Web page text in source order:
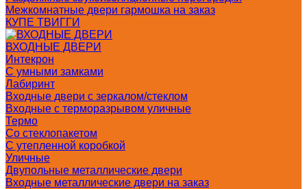
Межкомнатные двери гармошка на заказ
КУПЕ ТВИГГИ
ВХОДНЫЕ ДВЕРИ
Интекрон
С умными замками
Лабиринт
Входные двери с зеркалом/стеклом
Входные с терморазрывом уличные
Термо
Со стеклопакетом
С утепленной коробкой
Уличные
Двупольные металлические двери
Входные металлические двери на заказ